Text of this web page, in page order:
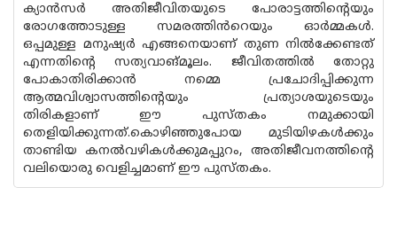
ക്യാൻസർ അതിജീവിതയുടെ പോരാട്ടത്തിന്റെയും
രോഗത്തോടുള്ള സമരത്തിൻറെയും ഓർമ്മകൾ.
ഒപ്പമുള്ള മനുഷ്യർ എങ്ങനെയാണ് തുണ നിൽക്കേണ്ടത്
എന്നതിന്റെ സത്യവാങ്മൂലം. ജീവിതത്തിൽ തോറ്റു
പോകാതിരിക്കാൻ നമ്മെ പ്രചോദിപ്പിക്കുന്ന
ആത്മവിശ്വാസത്തിന്റെയും പ്രത്യാശയുടെയും
തിരികളാണ് ഈ പുസ്തകം നമുക്കായി
തെളിയിക്കുന്നത്.കൊഴിഞ്ഞുപോയ മുടിയിഴകൾക്കും
താണ്ടിയ കനൽവഴികൾക്കുമപ്പുറം, അതിജീവനത്തിന്റെ
വലിയൊരു വെളിച്ചമാണ് ഈ പുസ്‌തകം.